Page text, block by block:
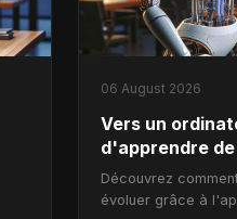
06 August 2026
Vers un
d'apprendre
Découvrez
évoluer grâce à